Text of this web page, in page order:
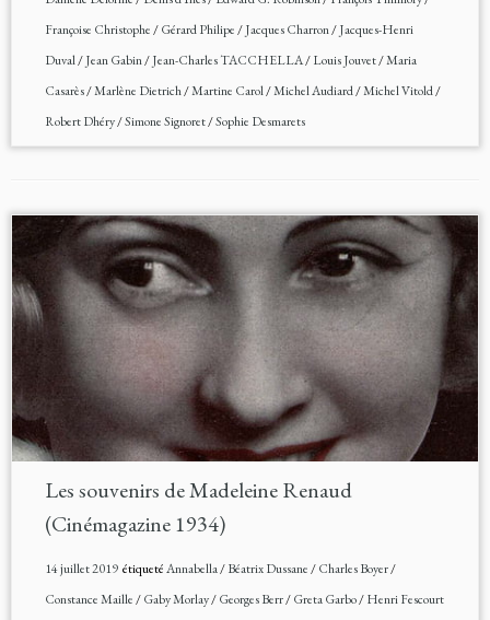
Françoise Christophe/Gérard Philipe/Jacques Charron/Jacques-Henri
Duval/Jean Gabin/Jean-Charles TACCHELLA/Louis Jouvet/Maria
Casarès/Marlène Dietrich/Martine Carol/Michel Audiard/Michel Vitold/
Robert Dhéry/Simone Signoret/Sophie Desmarets
Les souvenirs de Madeleine Renaud
(Cinémagazine 1934)
14 juillet 2019étiquetéAnnabella/Béatrix Dussane/Charles Boyer/
Constance Maille/Gaby Morlay/Georges Berr/Greta Garbo/Henri Fescourt